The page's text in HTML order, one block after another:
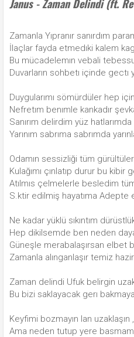
Janus - Zaman Delindi (ft.
Zamanla Yıpranır sanırdım
İlaçlar fayda etmedıki kalem
Bu mücadelemın vebali
Duvarların sohbetı içinde gectı
Duygularımı sömürdüler hep
Nefretım benımle kankadır
Sanırım delirdim yüz
Yarınım sabrıma sabrımda
Odamın sessizliği tüm gürültüleri
Kulağımı çınlatıp durur bu kibir
Atılmıs çelmelerle besledim tüm
S.ktir edilmiş hayatıma Adepte
Ne kadar yüklü sıkıntım
Hep dikilsemde ben neden
Güneşle merabalaşırsan elbet
Zamanla alınganlaşır temiz
Zaman delindi Ufuk belirgin
Bu bizi saklayacak gerı
Keyfimi bozmayın lan
Ama neden tutup yere